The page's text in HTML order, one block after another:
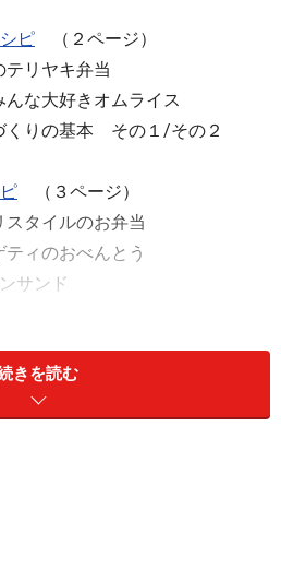
ピ （２ページ）
リヤキ弁当
な大好きオムライス
くりの基本 その１/その２
（３ページ）
タイルのお弁当
ティのおべんとう
サンド
（４ページ）
丼弁当
きを読む